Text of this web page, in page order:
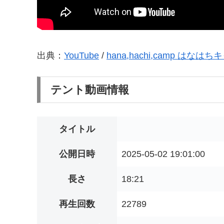
出典： YouTube / hana,hachi,camp はなはち
テント動画情報
タイトル
公開日時 2025-05-02 19:01:00
長さ 18:21
再生回数 22789